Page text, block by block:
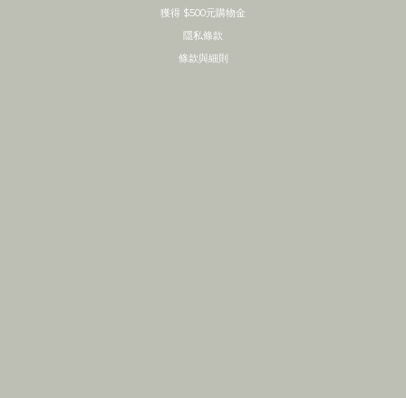
獲得 $500元購物金
隱私條款
條款與細則